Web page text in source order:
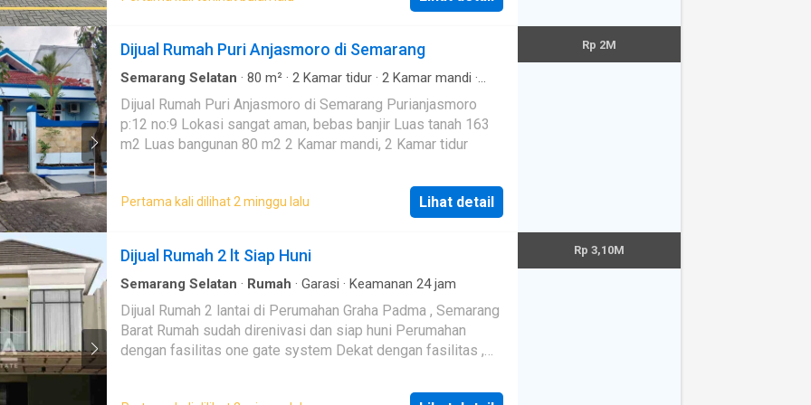
Luas Tanah: 72 m² - Luas
Tidur Spesifikasi Bangunan -
Pondasi Foot Plate & Strauss
Pile - Struktur beton
bertulang - Dinding bata
granit tile motif batu alam -
60x60 cm - Lantai kamar
mandi keramik 30x30 cm -
Sanitair American Standard -
Kusen aluminium - Pintu
utama solid wood - Air bersih
PDAM - Septic Tank sistem
Biogar - Listrik 1.300 VA atau
kendaraan besar Dekat dengan [Mall / Pasar / Universitas /
RS / SPBU / Alun-alun] Kawasan bisnis yang berkembang
pesat Bebas banjir Harga:Mulai dari 1,2 M (Nego) Jangan
lewatkan kesempatan emas ini! Segera hubungi sekarang
untuk info & survey lokasi.
Dijual Rumah Puri Anjasmoro di Semarang
Semarang Selatan · 80 m² · 2 Kamar tidur · 2 Kamar mandi ·
Outdoor entertaining area·Setengah terpisah·Telephone·
Televisi·Kabel video·Halaman
Dijual Rumah Puri Anjasmoro di Semarang Purianjasmoro
p:12 no:9 Lokasi sangat aman, bebas banjir Luas tanah 163
m2 Luas bangunan 80 m2 2 Kamar mandi, 2 Kamar tidur
Pertama kali dilihat 2 minggu lalu Lihat detail
Rp 2M
Dijual Rumah 2 lt Siap Huni
Semarang Selatan · Rumah · Garasi · Keamanan 24 jam
Dijual Rumah 2 lantai di Perumahan Graha Padma , Semarang
Barat Rumah sudah direnivasi dan siap huni Perumahan
dengan fasilitas one gate system Dekat dengan fasilitas ,
Rp 3,10M